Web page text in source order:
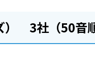
） 3社（50音